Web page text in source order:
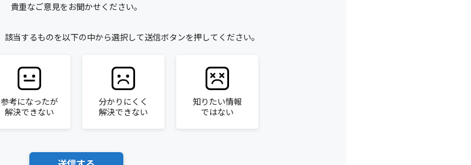
貴重なご意見をお聞かせください。
該当するものを以下の中から選択して送信ボタンを押してください。
参考になったが
解決できない
分かりにくく
解決できない
知りたい情報
ではない